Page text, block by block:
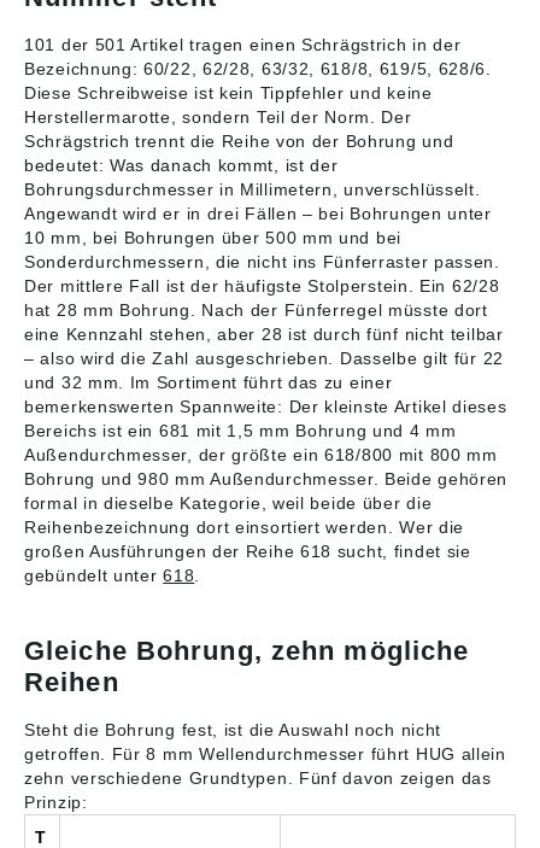
Konstruktionselbsthalt
endes Kugellagerauch
geeignet für sehr
hohe
Drehzahlengeringer
wartungsintensiv als
andere Lagertypen
Abbildungen sind
ähnlich, Irrtum
vorbehalten. Angaben
gemäß
Produktsicherheitsver
2023/998): NSK
Deutschland GmbH,
Harkortstrasse 15,
Ratingen, Germany,
info-de@nsk.com
und robuste
Konstruktion>selbstha
ltendes
Kugellager>auch
geeignet für sehr
hohe Drehzahlen>
geringer
wartungsintensiv als
andere
Lagertypen.>Die
Daten wurden von uns
gewissenhaft
recherchiert, können
sich aber inzwischen
geändert haben.
Abbildungen sind
ähnlich, Irrtum
vorbehalten. Angaben
gemäß
Produktsicherheitsver
ordnung ((EU)
2023/998): NTN
(Deutschland) GmbH,
Max-Planck-Str. 23,
101 der 501 Artikel tragen einen Schrägstrich in der
Bezeichnung: 60/22, 62/28, 63/32, 618/8, 619/5, 628/6.
Diese Schreibweise ist kein Tippfehler und keine
Herstellermarotte, sondern Teil der Norm. Der
Schrägstrich trennt die Reihe von der Bohrung und
bedeutet: Was danach kommt, ist der
Bohrungsdurchmesser in Millimetern, unverschlüsselt.
Angewandt wird er in drei Fällen – bei Bohrungen unter
10 mm, bei Bohrungen über 500 mm und bei
Sonderdurchmessern, die nicht ins Fünferraster passen.
Der mittlere Fall ist der häufigste Stolperstein. Ein 62/28
hat 28 mm Bohrung. Nach der Fünferregel müsste dort
eine Kennzahl stehen, aber 28 ist durch fünf nicht teilbar
– also wird die Zahl ausgeschrieben. Dasselbe gilt für 22
und 32 mm. Im Sortiment führt das zu einer
bemerkenswerten Spannweite: Der kleinste Artikel dieses
Bereichs ist ein 681 mit 1,5 mm Bohrung und 4 mm
Außendurchmesser, der größte ein 618/800 mit 800 mm
Bohrung und 980 mm Außendurchmesser. Beide gehören
formal in dieselbe Kategorie, weil beide über die
Reihenbezeichnung dort einsortiert werden. Wer die
großen Ausführungen der Reihe 618 sucht, findet sie
gebündelt unter618
Gleiche Bohrung, zehn mögliche
Reihen
Steht die Bohrung fest, ist die Auswahl noch nicht
getroffen. Für 8 mm Wellendurchmesser führt HUG allein
zehn verschiedene Grundtypen. Fünf davon zeigen das
Prinzip:
T